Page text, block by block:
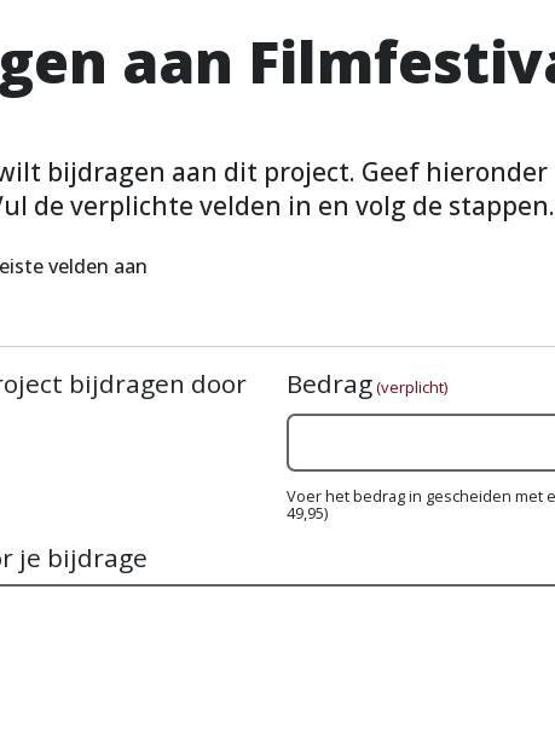
aan
bijdragen aan dit project. Geef hieronder
de verplichte velden in en volg de stappen.
velden aan
bijdragen door
Bedrag(verplicht)
Voer het bedrag in gescheiden met
49,95)
je bijdrage